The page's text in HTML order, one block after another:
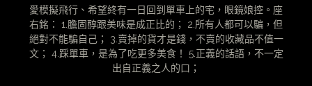
愛模擬飛行、希望終有一日回到單車上的宅，眼鏡娘控。座
右銘： 1.膽固醇跟美味是成正比的； 2.所有人都可以騙，但
絕對不能騙自己； 3.賣掉的貨才是錢，不賣的收藏品不值一
文； 4.踩單車，是為了吃更多美食！ 5.正義的話語，不一定
出自正義之人的口；